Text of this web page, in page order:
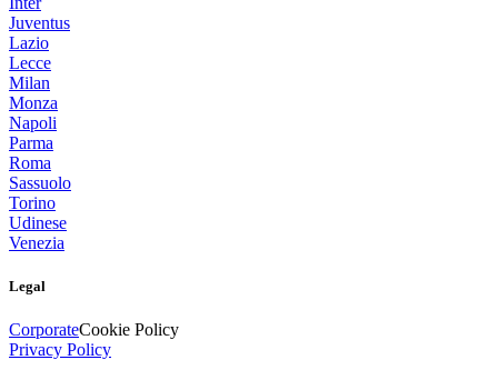
Juventus
Lazio
Lecce
Milan
Monza
Napoli
Parma
Roma
Sassuolo
Torino
Udinese
Venezia
Legal
CorporateCookie Policy
Privacy Policy